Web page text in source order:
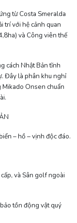
từ Costa Smeralda
trí với hệ cảnh quan
và Công viên thế
cách Nhật Bản tĩnh
Đây là phân khu nghỉ
Onsen chuẩn
– hồ – vịnh độc đáo.
và Sân golf ngoài
tồn động vật quý